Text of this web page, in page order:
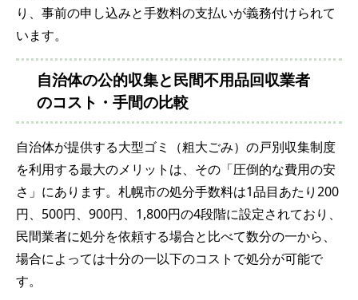
り、事前の申し込みと手数料の支払いが義務付けられて
います。
自治体の公的収集と民間不用品回収業者
のコスト・手間の比較
自治体が提供する大型ゴミ（粗大ごみ）の戸別収集制度
を利用する最大のメリットは、その「圧倒的な費用の安
さ」にあります。札幌市の処分手数料は1品目あたり200
円、500円、900円、1,800円の4段階に設定されており、
民間業者に処分を依頼する場合と比べて数分の一から、
場合によっては十分の一以下のコストで処分が可能で
す。